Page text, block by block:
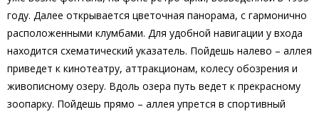
году. Далее открывается цветочная панорама, с гармонично
расположенными клумбами. Для удобной навигации у входа
находится схематический указатель. Пойдешь налево – аллея
приведет к кинотеатру, аттракционам, колесу обозрения и
живописному озеру. Вдоль озера путь ведет к прекрасному
зоопарку. Пойдешь прямо – аллея упрется в спортивный